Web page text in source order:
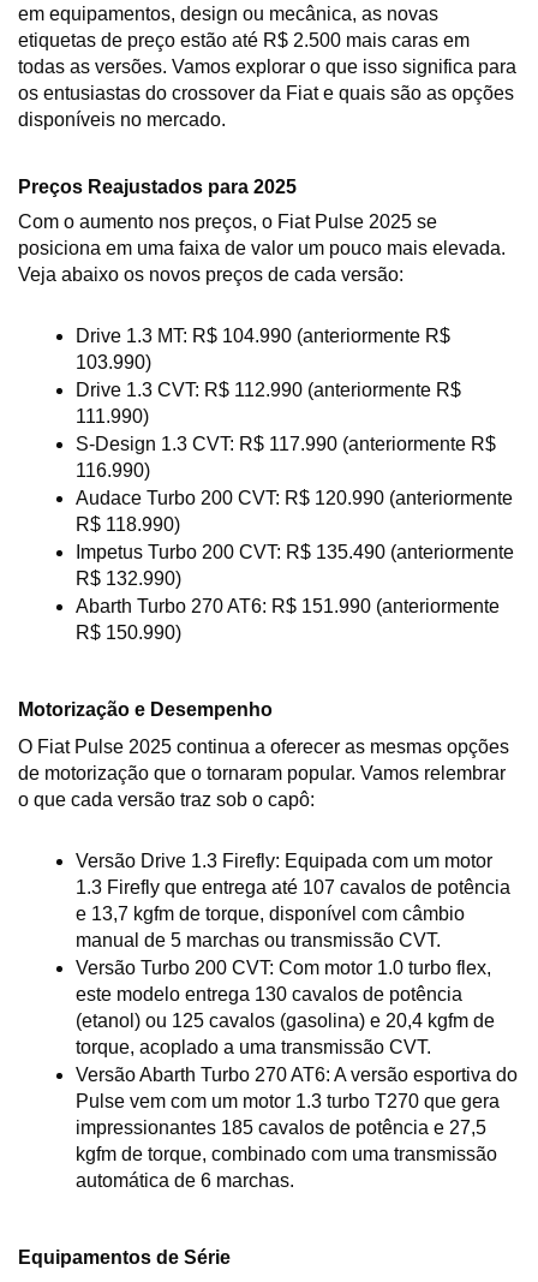
em equipamentos, design ou mecânica, as novas
etiquetas de preço estão até R$ 2.500 mais caras em
todas as versões. Vamos explorar o que isso significa para
os entusiastas do crossover da Fiat e quais são as opções
disponíveis no mercado.
Preços Reajustados para 2025
Com o aumento nos preços, o Fiat Pulse 2025 se
posiciona em uma faixa de valor um pouco mais elevada.
Veja abaixo os novos preços de cada versão:
Drive 1.3 MT: R$ 104.990 (anteriormente R$
103.990)
Drive 1.3 CVT: R$ 112.990 (anteriormente R$
111.990)
S-Design 1.3 CVT: R$ 117.990 (anteriormente R$
116.990)
Audace Turbo 200 CVT: R$ 120.990 (anteriormente
R$ 118.990)
Impetus Turbo 200 CVT: R$ 135.490 (anteriormente
R$ 132.990)
Abarth Turbo 270 AT6: R$ 151.990 (anteriormente
R$ 150.990)
Motorização e Desempenho
O Fiat Pulse 2025 continua a oferecer as mesmas opções
de motorização que o tornaram popular. Vamos relembrar
o que cada versão traz sob o capô:
Versão Drive 1.3 Firefly: Equipada com um motor
1.3 Firefly que entrega até 107 cavalos de potência
e 13,7 kgfm de torque, disponível com câmbio
manual de 5 marchas ou transmissão CVT.
Versão Turbo 200 CVT: Com motor 1.0 turbo flex,
este modelo entrega 130 cavalos de potência
(etanol) ou 125 cavalos (gasolina) e 20,4 kgfm de
torque, acoplado a uma transmissão CVT.
Versão Abarth Turbo 270 AT6: A versão esportiva do
Pulse vem com um motor 1.3 turbo T270 que gera
impressionantes 185 cavalos de potência e 27,5
kgfm de torque, combinado com uma transmissão
automática de 6 marchas.
Equipamentos de Série